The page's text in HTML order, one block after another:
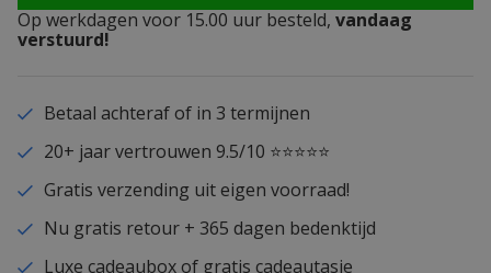
Op werkdagen voor 15.00 uur besteld, vandaag
verstuurd!
Betaal achteraf of in 3 termijnen
20+ jaar vertrouwen 9.5/10 ⭐⭐⭐⭐⭐
Gratis verzending uit eigen voorraad!
Nu gratis retour + 365 dagen bedenktijd
Luxe cadeaubox of gratis cadeautasje